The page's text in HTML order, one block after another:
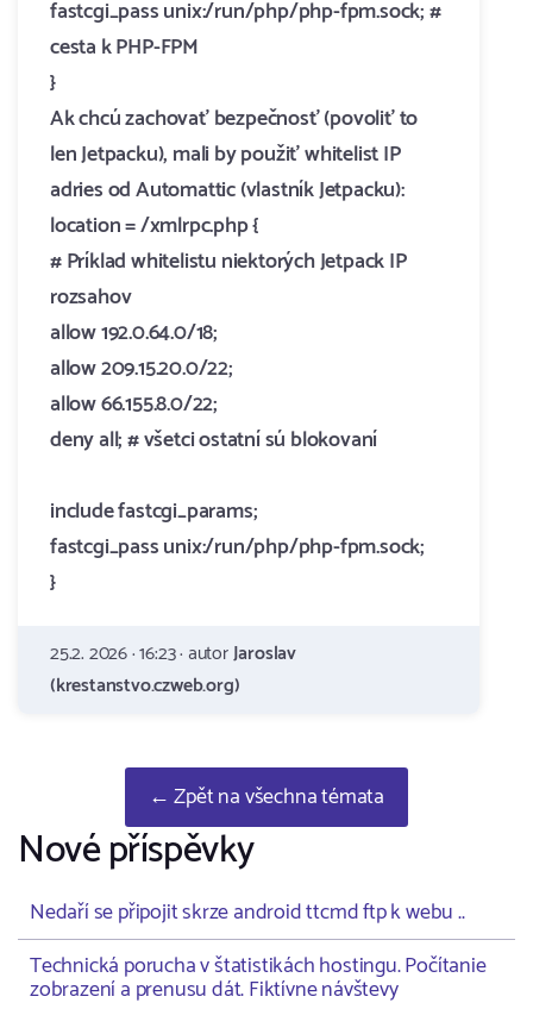
fastcgi_pass unix:/run/php/php-fpm.sock; #
cesta k PHP-FPM
}
Ak chcú zachovať bezpečnosť (povoliť to
len Jetpacku), mali by použiť whitelist IP
adries od Automattic (vlastník Jetpacku):
location = /xmlrpc.php {
# Príklad whitelistu niektorých Jetpack IP
rozsahov
allow 192.0.64.0/18;
allow 209.15.20.0/22;
allow 66.155.8.0/22;
deny all; # všetci ostatní sú blokovaní
include fastcgi_params;
fastcgi_pass unix:/run/php/php-fpm.sock;
}
25.2. 2026 · 16:23 · autorJaroslav
(krestanstvo.czweb.org)
← Zpět na všechna témata
Nové příspěvky
Nedaří se připojit skrze android ttcmd ftp k webu ..
Technická porucha v štatistikách hostingu. Počítanie
zobrazení a prenusu dát. Fiktívne návštevy